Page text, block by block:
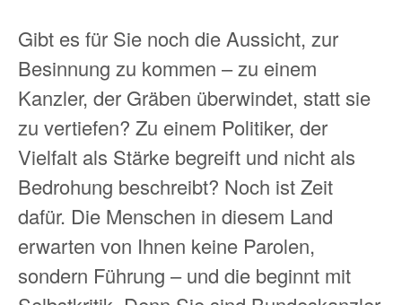
Gibt es für Sie noch die Aussicht, zur
Besinnung zu kommen – zu einem
Kanzler, der Gräben überwindet, statt sie
zu vertiefen? Zu einem Politiker, der
Vielfalt als Stärke begreift und nicht als
Bedrohung beschreibt? Noch ist Zeit
dafür. Die Menschen in diesem Land
erwarten von Ihnen keine Parolen,
sondern Führung – und die beginnt mit